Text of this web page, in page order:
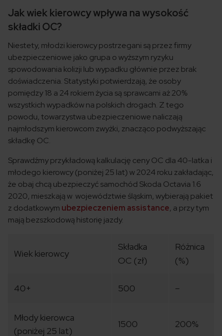
Jak wiek kierowcy wpływa na wysokość
składki OC?
Niestety, młodzi kierowcy postrzegani są przez firmy
ubezpieczeniowe jako grupa o wyższym ryzyku
spowodowania kolizji lub wypadku głównie przez brak
doświadczenia. Statystyki potwierdzają, że osoby
pomiędzy 18 a 24 rokiem życia są sprawcami aż 20%
wszystkich wypadków na polskich drogach. Z tego
powodu, towarzystwa ubezpieczeniowe naliczają
najmłodszym kierowcom zwyżki, znacząco podwyższając
składkę OC.
Sprawdźmy przykładową kalkulację ceny OC dla 40-latka i
młodego kierowcy (poniżej 25 lat) w 2024 roku zakładając,
że obaj chcą ubezpieczyć samochód Skoda Octavia 1.6
2020, mieszkają w województwie śląskim, wybierają pakiet
z dodatkowym ubezpieczeniem assistance, a przy tym
mają bezszkodową historię jazdy.
Wiek kierowcy
Składka
OC (zł)
Różnica
(%)
40+ 500 –
Młody kierowca
(poniżej 25 lat)
1500 200%